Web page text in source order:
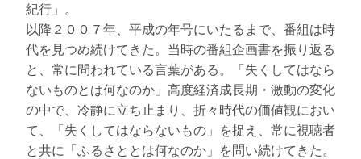
紀行」。
以降２００７年、平成の年号にいたるまで、番組は時
代を見つめ続けてきた。当時の番組企画書を振り返る
と、常に問われている言葉がある。「失くしてはなら
ないものとは何なのか」高度経済成長期・激動の変化
の中で、冷静に立ち止まり、折々時代の価値観におい
て、「失くしてはならないもの」を捉え、常に視聴者
と共に「ふるさととは何なのか」を問い続けてきた。